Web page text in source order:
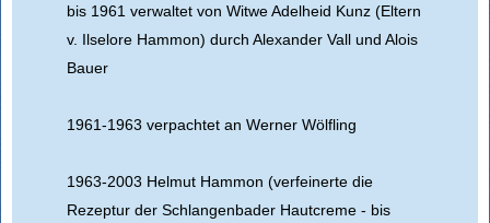
bis 1961 verwaltet von Witwe Adelheid Kunz (Eltern
v. Ilselore Hammon) durch Alexander Vall und Alois
Bauer
1961-1963 verpachtet an Werner Wölfling
1963-2003 Helmut Hammon (verfeinerte die
Rezeptur der Schlangenbader Hautcreme - bis